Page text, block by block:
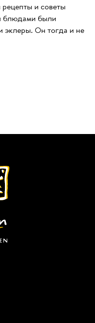
и советы
блюдами были
Он тогда и не